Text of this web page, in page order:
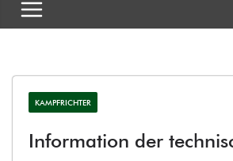
KAMPFRICHTER
Information der